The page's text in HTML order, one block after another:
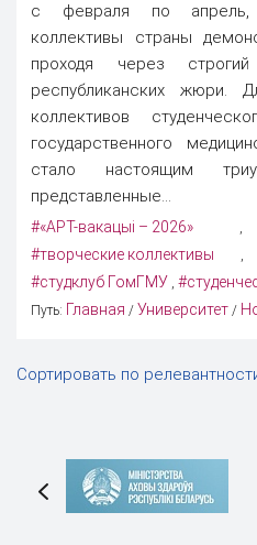
с февраля по апрель,
коллективы страны
проходя через
республиканских жюри.
коллективов
государственного
стало настоящим
представленные...
#«АРТ-вакацыі – 2026»
#творческие коллективы
#студклуб ГомГМУ ,
Путь: Главная / Университет /
Сортировать по